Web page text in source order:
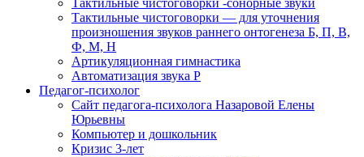
Тактильные чистоговорки -сонорные звуки
Тактильные чистоговорки — для уточнения
произношения звуков раннего онтогенеза Б, П, В,
Ф, М, Н
Артикуляционная гимнастика
Автоматизация звука Р
Педагог-психолог
Сайт педагога-психолога Назаровой Елены
Юрьевны
Компьютер и дошкольник
Кризис 3-лет